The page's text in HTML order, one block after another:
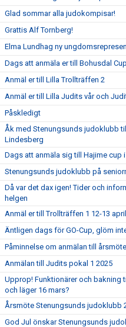
Glad sommar alla judokompisar!
Grattis Alf Tornberg!
Elma Lundhag ny
Dags att anmäla er till Bohusdal
Anmäl er till Lilla Trollträffen 2
Anmäl er till Lilla Judits vår och
Påskledigt
Åk med Stenungsunds judoklubb
Lindesberg
Dags att anmäla sig till Hajime cup
Stenungsunds judoklubb på
Då var det dax igen! Tider och
helgen
Anmäl er till Trollträffen 1 12-13 april
Äntligen dags för GO-Cup, glöm
Påminnelse om anmälan till
Anmälan till Judits pokal 1 2025
Upprop! Funktionärer och bakning
och läger 16 mars?
Årsmöte Stenungsunds judoklubb
God Jul önskar Stenungsunds